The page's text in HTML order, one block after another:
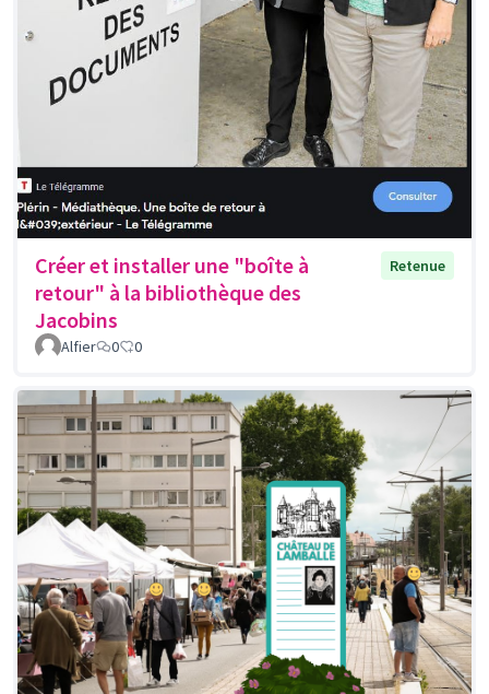
Créer et installer une "boîte à
retour" à la bibliothèque des
Jacobins
Retenue
Alfier 0 0